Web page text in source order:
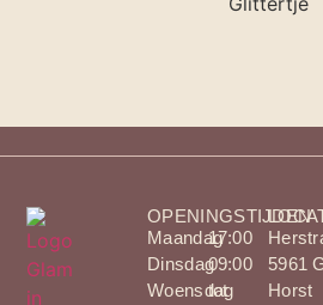
OPENINGSTIJDEN
Maandag
Dinsdag
Woensdag
17:00
09:00
tot
5961
Horst